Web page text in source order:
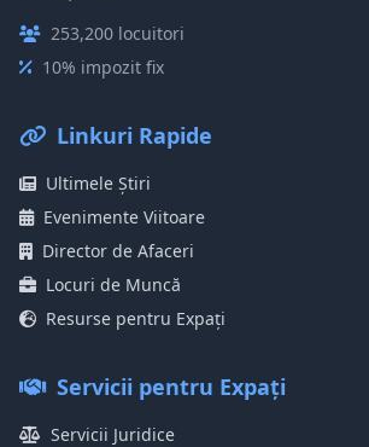
253,200 locuitori
10% impozit fix
Linkuri Rapide
Ultimele Știri
Evenimente Viitoare
Director de Afaceri
Locuri de Muncă
Resurse pentru Expați
Servicii pentru Expați
Servicii Juridice